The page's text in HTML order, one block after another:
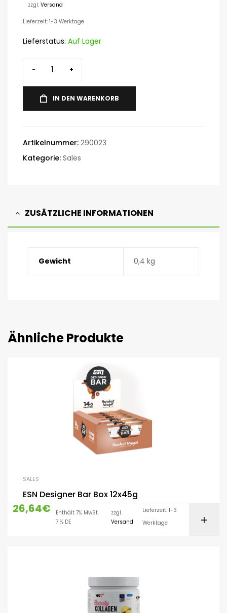
zzgl. Versand
Lieferzeit: 1-3 Werktage
Lieferstatus: Auf Lager
- +
IN DEN WARENKORB
Artikelnummer: 290023
Kategorie: Sales
ZUSÄTZLICHE INFORMATIONEN
Gewicht 0,4 kg
Ähnliche Produkte
SALES
ESN Designer Bar Box 12x45g
26,64€
Enthält 7% MwSt.
7 % DE
zzgl.
Versand
Lieferzeit: 1-3
Werktage